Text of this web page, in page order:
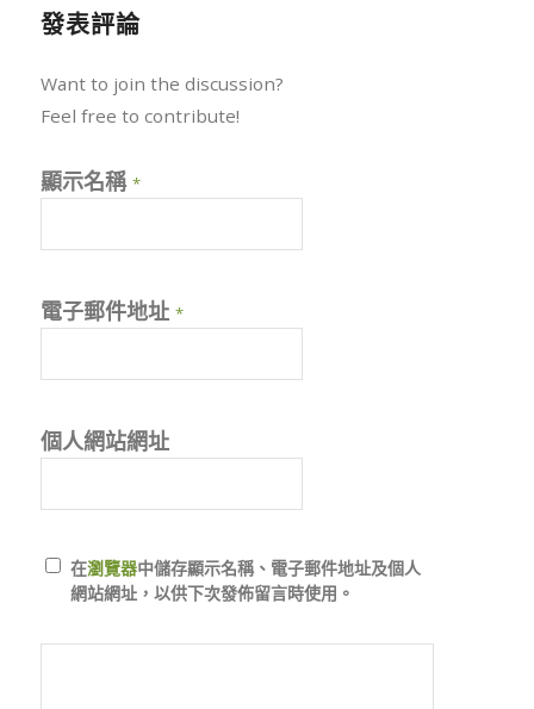
發表評論
Want to join the discussion?
Feel free to contribute!
顯示名稱 *
電子郵件地址 *
個人網站網址
在瀏覽器中儲存顯示名稱、電子郵件地址及個人
網站網址，以供下次發佈留言時使用。